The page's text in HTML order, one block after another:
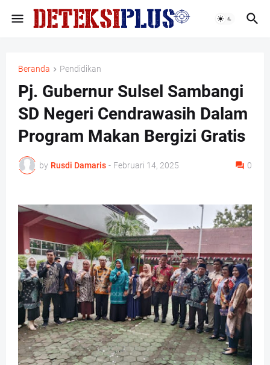
Beranda Pendidikan
Pj. Gubernur Sulsel Sambangi
SD Negeri Cendrawasih Dalam
Program Makan Bergizi Gratis
by Rusdi Damaris - Februari 14, 2025 0